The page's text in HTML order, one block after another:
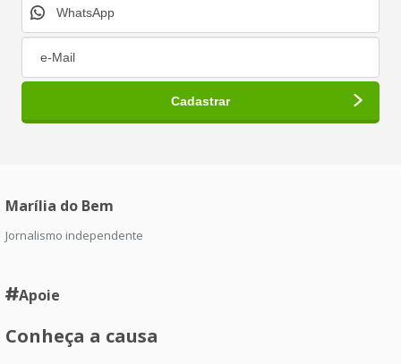
Marília do Bem
Jornalismo independente
Apoie
Conheça a causa